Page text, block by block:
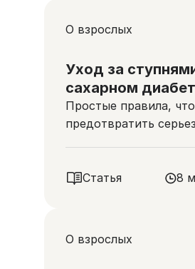
О взрослых
Уход за
сахарном
Простые правила,
предотвратить
Статья 8
О взрослых